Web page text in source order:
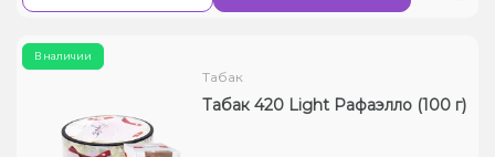
В наличии
Табак
Табак 420 Light Рафаэлло (100 г)